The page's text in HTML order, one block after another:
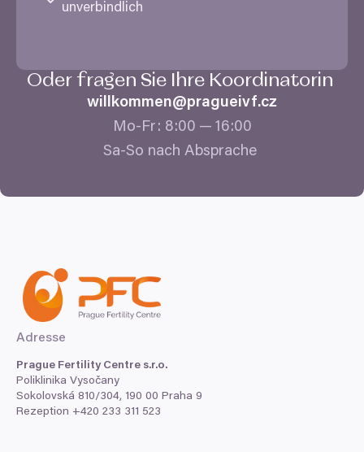
unverbindlich
Oder fragen Sie Ihre Koordinatorin
willkommen@​pragueivf.​cz
Mo-Fr: 8:00 — 16:00
Sa-So nach Absprache
Adresse
Prague Fertility Centre s.r.o.
Poliklinika Vysočany
Sokolovská 810/304, 190 00 Praha 9
Rezeption +420 233 311 523